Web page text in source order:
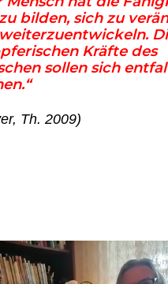
bilden, sich zu
Kräfte des
sollen sich
Th. 2009)